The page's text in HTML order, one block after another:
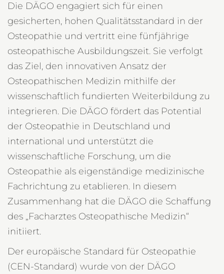
Die DÄGO engagiert sich für einen
gesicherten, hohen Qualitätsstandard in der
Osteopathie und vertritt eine fünfjährige
osteopathische Ausbildungszeit. Sie verfolgt
das Ziel, den innovativen Ansatz der
Osteopathischen Medizin mithilfe der
wissenschaftlich fundierten Weiterbildung zu
integrieren. Die DÄGO fördert das Potential
der Osteopathie in Deutschland und
international und unterstützt die
wissenschaftliche Forschung, um die
Osteopathie als eigenständige medizinische
Fachrichtung zu etablieren. In diesem
Zusammenhang hat die DÄGO die Schaffung
des „Facharztes Osteopathische Medizin“
initiiert.
Der europäische Standard für Osteopathie
(CEN-Standard) wurde von der DÄGO